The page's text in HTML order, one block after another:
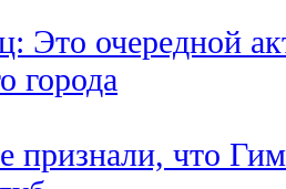
Это очередной
города
признали, что